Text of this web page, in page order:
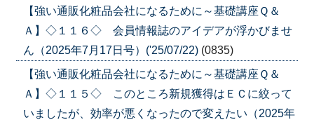
【強い通販化粧品会社になるために～基礎講座Ｑ＆
Ａ】◇１１６◇ 会員情報誌のアイデアが浮かびませ
ん（2025年7月17日号）('25/07/22) (0835)
【強い通販化粧品会社になるために～基礎講座Ｑ＆
Ａ】◇１１５◇ このところ新規獲得はＥＣに絞って
いましたが、効率が悪くなったので変えたい（2025年